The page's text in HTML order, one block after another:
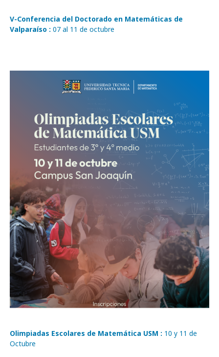
V-Conferencia del Doctorado en Matemáticas de
Valparaíso : 07 al 11 de octubre
Olimpiadas Escolares de Matemática USM : 10 y 11 de
Octubre